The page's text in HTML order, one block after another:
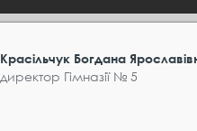
Красільчук Богдана
директор Гімназії № 5